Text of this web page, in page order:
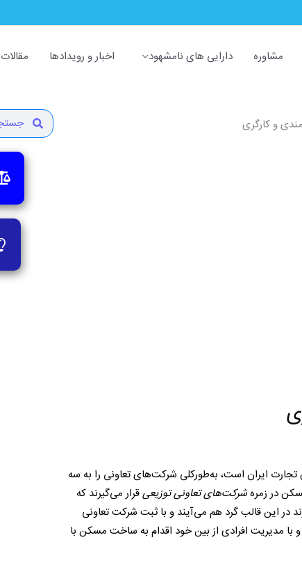
مشاوره دارایی های نامشهود اخبار و رویدادها مقالات
ایران است، به‌طورکلی شرکت‌های تعاونی را به سه
در زمرهشرکت‌های تعاونی توزیعیقرار می‌گیرند که
در این قالب گرد هم می‌آیند و با ثبت شرکت تعاونی
مدیریت افرادی از بین خود اقدام به ساخت مسکن با
Search
Search